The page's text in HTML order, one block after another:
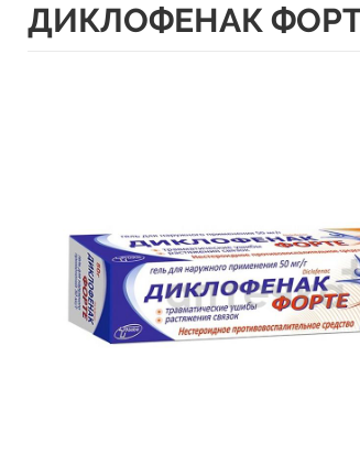
ДИКЛОФЕНАК ФОРТЕ